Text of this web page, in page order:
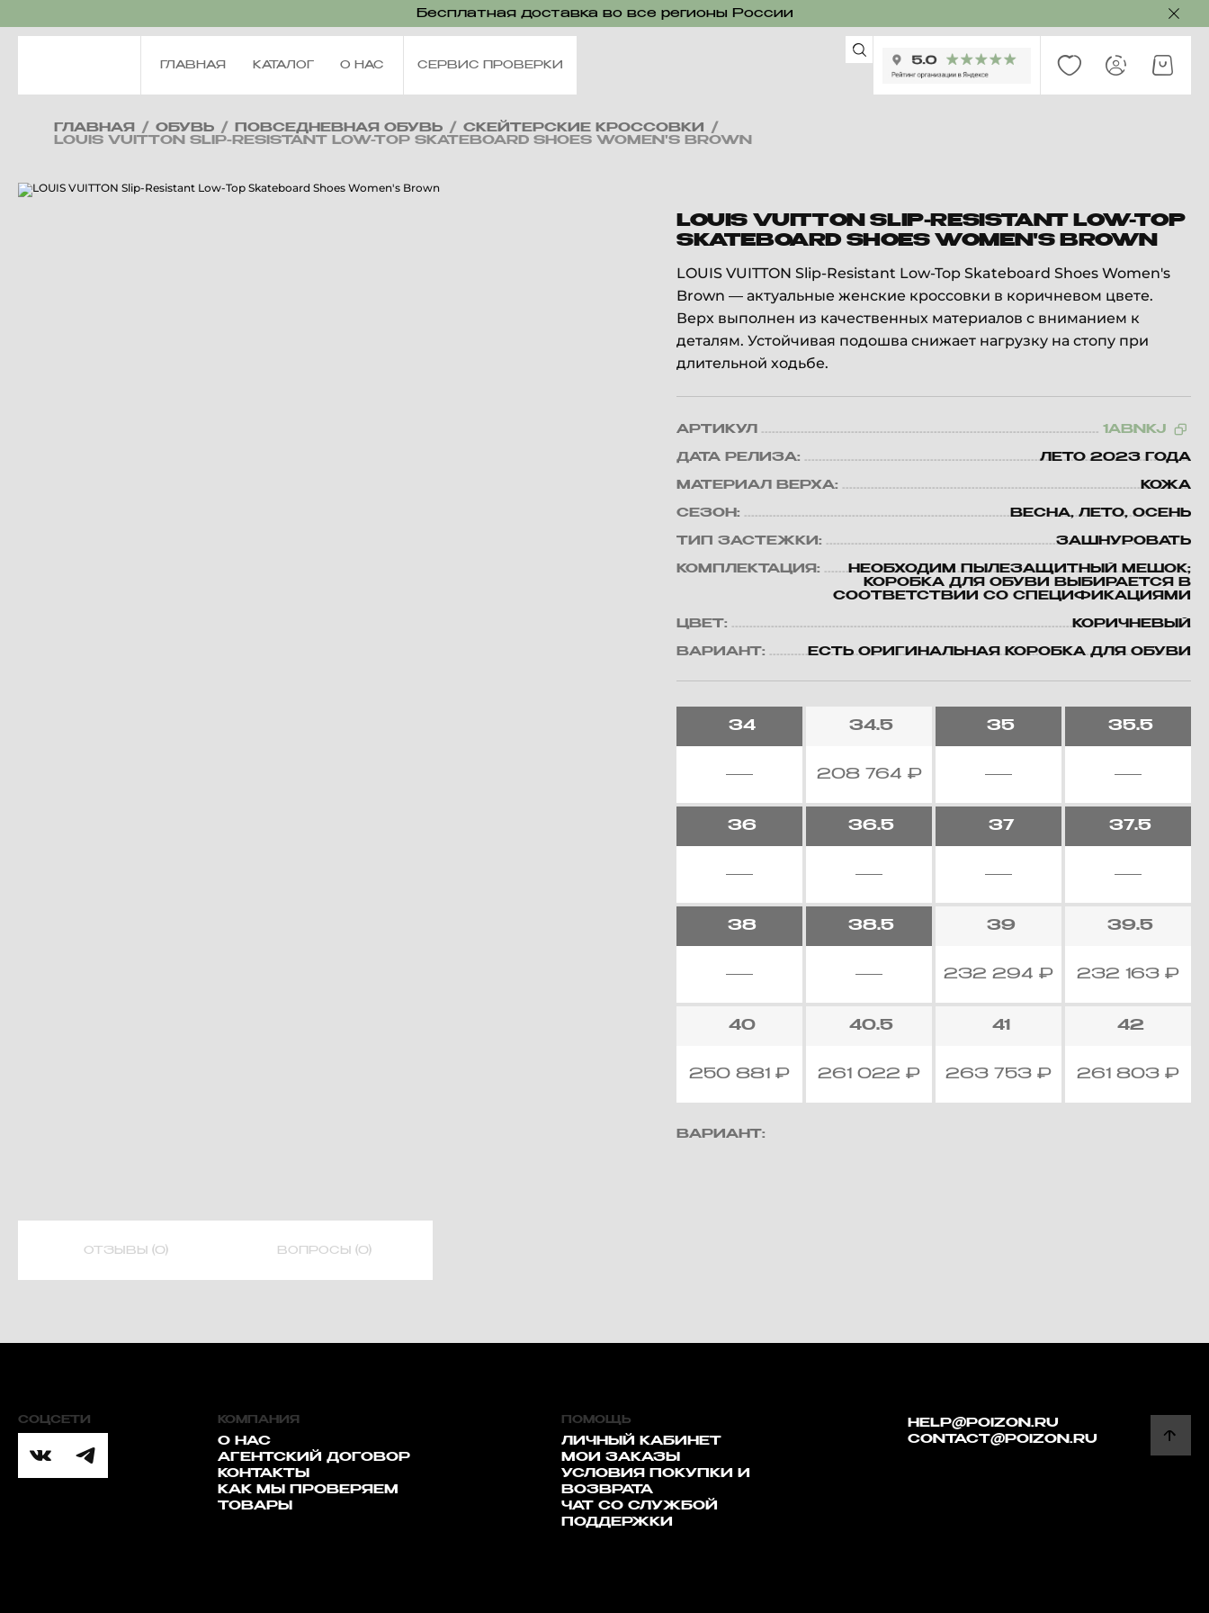
Бесплатная доставка во все регионы России
ГЛАВНАЯ КАТАЛОГ О НАС СЕРВИС ПРОВЕРКИ
ГЛАВНАЯ / ОБУВЬ / ПОВСЕДНЕВНАЯ ОБУВЬ / СКЕЙТЕРСКИЕ КРОССОВКИ
/
LOUIS VUITTON SLIP-RESISTANT LOW-TOP SKATEBOARD SHOES WOMEN'S BROWN
LOUIS VUITTON SLIP-RESISTANT LOW-TOP
SKATEBOARD SHOES WOMEN'S BROWN
LOUIS VUITTON Slip-Resistant Low-Top Skateboard Shoes Women's
Brown — актуальные женские кроссовки в коричневом цвете.
Верх выполнен из качественных материалов с вниманием к
деталям. Устойчивая подошва снижает нагрузку на стопу при
длительной ходьбе.
АРТИКУЛ 1ABNKJ
ДАТА РЕЛИЗА: ЛЕТО 2023 ГОДА
МАТЕРИАЛ ВЕРХА: КОЖА
СЕЗОН: ВЕСНА, ЛЕТО, ОСЕНЬ
ТИП ЗАСТЕЖКИ: ЗАШНУРОВАТЬ
КОМПЛЕКТАЦИЯ:
НЕОБХОДИМ ПЫЛЕЗАЩИТНЫЙ МЕШОК;
КОРОБКА ДЛЯ ОБУВИ ВЫБИРАЕТСЯ В
СООТВЕТСТВИИ СО СПЕЦИФИКАЦИЯМИ
ЦВЕТ: КОРИЧНЕВЫЙ
ВАРИАНТ: ЕСТЬ ОРИГИНАЛЬНАЯ КОРОБКА ДЛЯ ОБУВИ
34 34.5
208 764 ₽
35 35.5
36 36.5 37 37.5
38 38.5 39
232 294₽
39.5
232 163 ₽
40
250 881₽
40.5
261 022₽
41
263 753₽
42
261 803 ₽
ВАРИАНТ:
ОТЗЫВЫ (0) ВОПРОСЫ (0)
СОЦСЕТИ КОМПАНИЯ
О НАС
АГЕНТСКИЙ ДОГОВОР
КОНТАКТЫ
КАК МЫ ПРОВЕРЯЕМ
ТОВАРЫ
HELP@POIZON.RU
CONTACT@POIZON.RU
ПОМОЩЬ
ЛИЧНЫЙ КАБИНЕТ
МОИ ЗАКАЗЫ
УСЛОВИЯ ПОКУПКИ И
ВОЗВРАТА
ЧАТ СО СЛУЖБОЙ
ПОДДЕРЖКИ